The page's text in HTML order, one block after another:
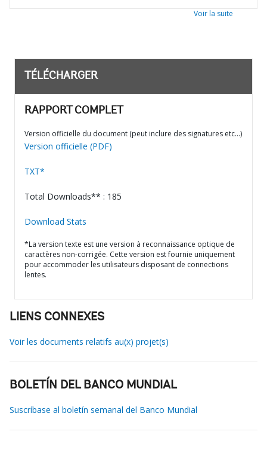
Voir la suite
TÉLÉCHARGER
RAPPORT COMPLET
Version officielle du document (peut inclure des signatures etc…)
Version officielle (PDF)
TXT*
Total Downloads** : 185
Download Stats
*La version texte est une version à reconnaissance optique de
caractères non-corrigée. Cette version est fournie uniquement
pour accommoder les utilisateurs disposant de connections
lentes.
LIENS CONNEXES
Voir les documents relatifs au(x) projet(s)
BOLETÍN DEL BANCO MUNDIAL
Suscríbase al boletín semanal del Banco Mundial